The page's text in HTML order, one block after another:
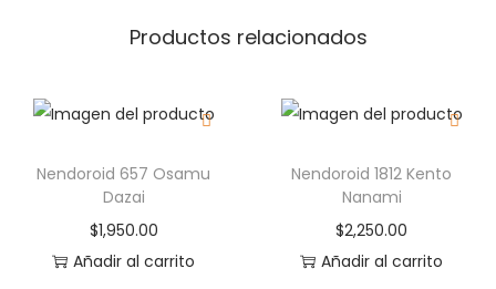
Productos relacionados
Nendoroid 657 Osamu
Dazai
$1,950.00
Añadir al carrito
Nendoroid 1812 Kento
Nanami
$2,250.00
Añadir al carrito